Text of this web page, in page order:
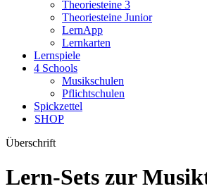
Theoriesteine 3
Theoriesteine Junior
LernApp
Lernkarten
Lernspiele
4 Schools
Musikschulen
Pflichtschulen
Spickzettel
SHOP
Überschrift
Lern-Sets zur